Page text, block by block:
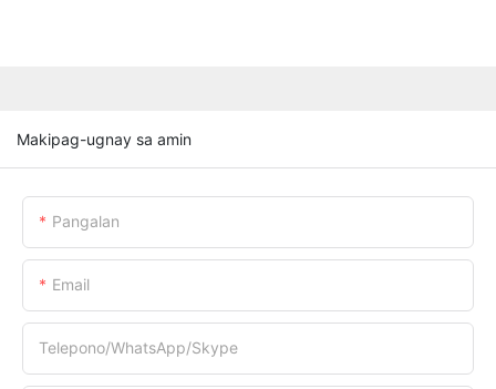
Makipag-ugnay sa amin
Pangalan
Email
Telepono/WhatsApp/Skype